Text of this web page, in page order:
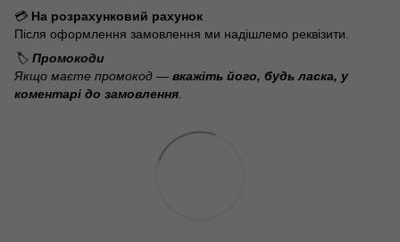
💳 На розрахунковий рахунок
Після оформлення замовлення ми надішлемо реквізити.
🏷️ Промокоди
Якщо маєте промокод — вкажіть його, будь ласка, у
коментарі до замовлення